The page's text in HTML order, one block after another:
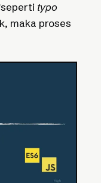
typo
maka proses